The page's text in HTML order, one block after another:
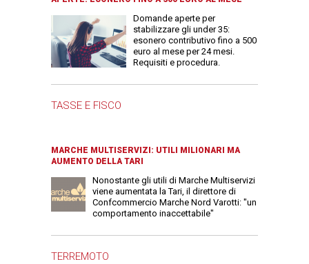
Domande aperte per
stabilizzare gli under 35:
esonero contributivo fino a 500
euro al mese per 24 mesi.
Requisiti e procedura.
TASSE E FISCO
MARCHE MULTISERVIZI: UTILI MILIONARI MA
AUMENTO DELLA TARI
Nonostante gli utili di Marche Multiservizi
viene aumentata la Tari, il direttore di
Confcommercio Marche Nord Varotti: "un
comportamento inaccettabile"
TERREMOTO